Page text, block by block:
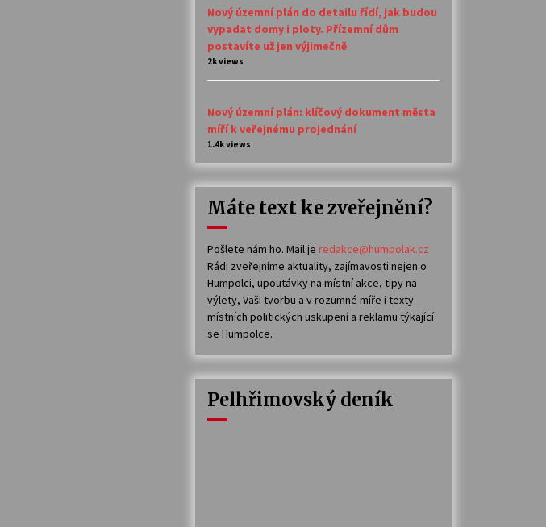
Nový územní plán do detailu řídí, jak budou
vypadat domy i ploty. Přízemní dům
postavíte už jen výjimečně
2k views
Nový územní plán: klíčový dokument města
míří k veřejnému projednání
1.4k views
Máte text ke zveřejnění?
Pošlete nám ho. Mail je redakce@humpolak.cz
Rádi zveřejníme aktuality, zajímavosti nejen o
Humpolci, upoutávky na místní akce, tipy na
výlety, Vaši tvorbu a v rozumné míře i texty
místních politických uskupení a reklamu týkající
se Humpolce.
Pelhřimovský deník